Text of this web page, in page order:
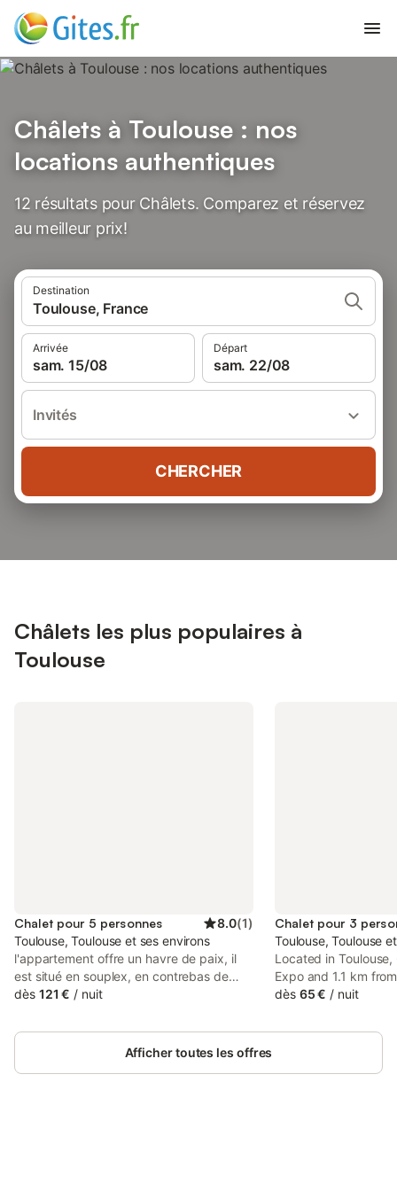
Châlets à Toulouse : nos
locations authentiques
12 résultats pour Châlets. Comparez et réservez
au meilleur prix!
Destination
Toulouse, France
Arrivée
sam. 15/08
Départ
sam. 22/08
Invités
CHERCHER
Châlets les plus populaires à
Toulouse
Chalet pour 5 personnes 8.0(1)
Toulouse, Toulouse et ses environs
l'appartement offre un havre de paix, il
est situé en souplex, en contrebas de
l'immeuble, offrant ainsi tranquillité et
situé dans le couloir d'entrée de
l'immeuble. Notre logement spacieux et
dès 121 € / nuit
Chalet pour 3
Toulouse, Toulouse
Located in
Expo and 1.1 km
Loges des Chalets
WiFi, and a garden.
dès 65 € / nuit
Afficher toutes les offres